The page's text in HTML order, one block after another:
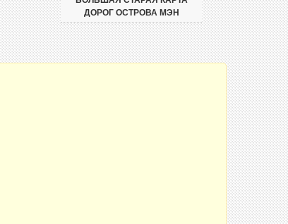
ДОРОГ ОСТРОВА МЭН